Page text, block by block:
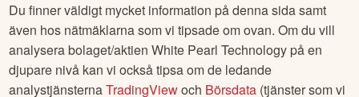
Du finner väldigt mycket information på denna sida samt
även hos nätmäklarna som vi tipsade om ovan. Om du vill
analysera bolaget/aktienWhite Pearl Technology på en
djupare nivå kan vi också tipsa om de ledande
analystjänsternaTradingViewoch Börsdata (tjänster som vi